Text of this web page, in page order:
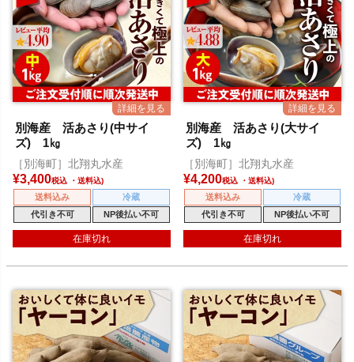
別海産 活あさり(中サイ
ズ) 1㎏
［別海町］北翔丸水産
¥3,400税込
送料込み
冷蔵
代引き不可
NP後払い不可
在庫切れ
別海産 活あさり(大サイ
ズ) 1㎏
［別海町］北翔丸水産
¥4,200税込
送料込み
冷蔵
代引き不可
NP後払い不可
在庫切れ